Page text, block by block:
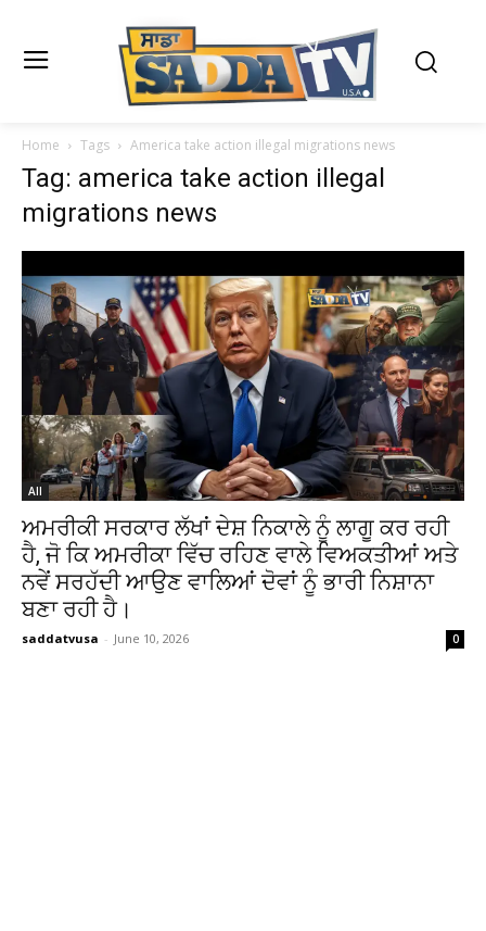
Home Tags America take action illegal migrations news
Tag: america take action illegal
migrations news
All
ਅਮਰੀਕੀ ਸਰਕਾਰ ਲੱਖਾਂ ਦੇਸ਼ ਨਿਕਾਲੇ ਨੂੰ ਲਾਗੂ ਕਰ ਰਹੀ
ਹੈ, ਜੋ ਕਿ ਅਮਰੀਕਾ ਵਿੱਚ ਰਹਿਣ ਵਾਲੇ ਵਿਅਕਤੀਆਂ ਅਤੇ
ਨਵੇਂ ਸਰਹੱਦੀ ਆਉਣ ਵਾਲਿਆਂ ਦੋਵਾਂ ਨੂੰ ਭਾਰੀ ਨਿਸ਼ਾਨਾ
ਬਣਾ ਰਹੀ ਹੈ।
saddatvusa - June 10, 2026 0